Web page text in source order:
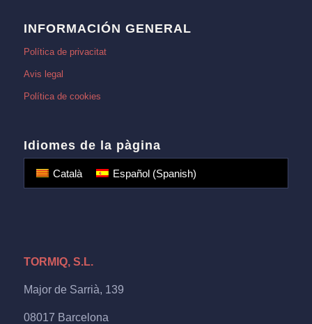
INFORMACIÓN GENERAL
Política de privacitat
Avis legal
Política de cookies
Idiomes de la pàgina
Català Español(Spanish)
TORMIQ, S.L.
Major de Sarrià, 139
08017 Barcelona